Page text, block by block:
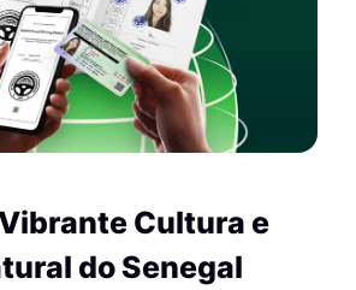
Cultura e
do Senegal